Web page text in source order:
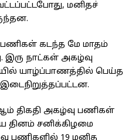
மனிதச்
கடந்த மே மாதம்
இரு நாட்கள் அகழ்வு
யாழ்ப்பாணத்தில் பெய்த
திகதி அகழ்வு பணிகள்
தினம் சனிக்கிழமை